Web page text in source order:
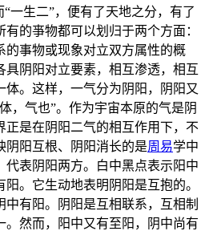
一生二”，便有了天地之分，有了
的亊物都可以划归于两个方面：
的事物或现象对立双方属性的概
具阴阳对立要素，相互渗透，相互
。这样，一气分为阴阳，阴阳又
，气也”。作为宇宙本原的气是阴
正是在阴阳二气的相互作用下，不
阴阳互根、阴阳消长的是周易学中
代表阴阳两方。白中黑点表示阳中
。它生动地表明阴阳是互抱的。
有阳。阴阳是互相联系，互相制
。然而，阳中又有至阳，阴中尚有